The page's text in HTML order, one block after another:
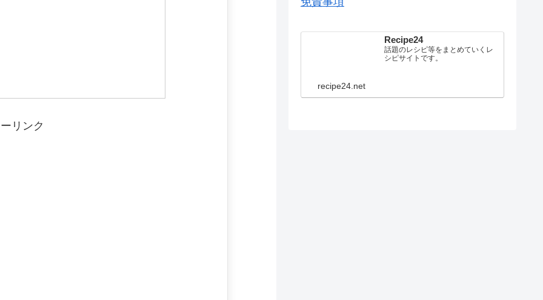
リンク
Recipe24
話題のレシピ等をまとめていくレ
シピサイトです。
recipe24.net